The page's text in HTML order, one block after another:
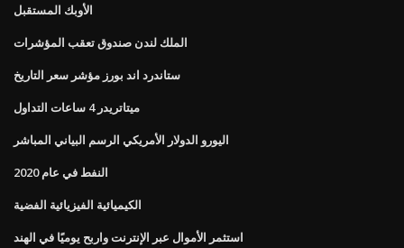
الأوبك المستقبل
الملك لندن صندوق تعقب المؤشرات
ستاندرد اند بورز مؤشر سعر التاريخ
ميتاتريدر 4 ساعات التداول
اليورو الدولار الأمريكي الرسم البياني المباشر
النفط في عام 2020
الكيميائية الفيزيائية الفضية
استثمر الأموال عبر الإنترنت واربح يوميًا في الهند